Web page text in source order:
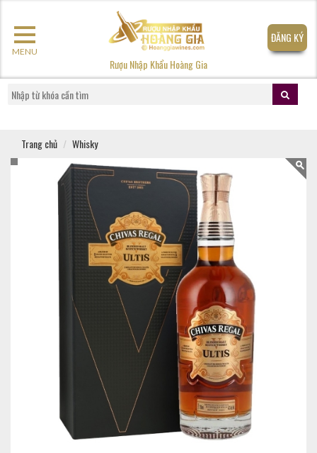
MENU
Rượu Nhập Khẩu Hoàng Gia
ĐĂNG KÝ
Trang chủ Whisky